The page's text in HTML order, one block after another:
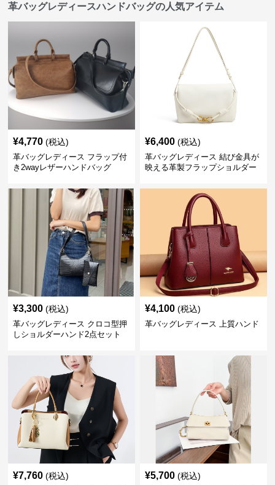
革バッグレディースハンドバッグの人気アイテム
¥4,770 (税込)
革バッグレディース フラップ付
き2wayレザーハンドバッグ
¥6,400 (税込)
革バッグレディース 結び金具が
映える革製フラップショルダー
¥3,300 (税込)
革バッグレディース クロコ型押
しショルダーハンド2点セット
¥4,100 (税込)
革バッグレディース 上質ハンド
¥7,760 (税込) ¥5,700 (税込)